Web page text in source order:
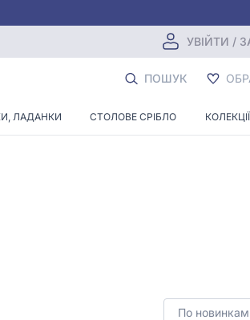
УВІЙТИ /
ПОШУК
ЛАДАНКИ СТОЛОВЕ СРІБЛО КОЛЕКЦІЇ
По новинкам